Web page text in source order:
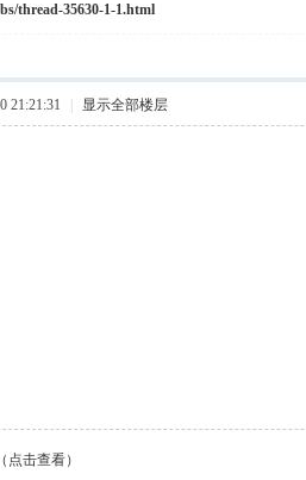
thread-35630-1-1.html
21:21:31 显示全部楼层
击查看）